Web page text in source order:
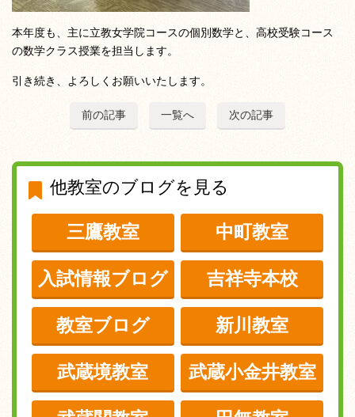
本年度も、主に立教女学院コースの個別数学と、高校受験コース
の数学クラス授業を担当します。
引き続き、よろしくお願いいたします。
前の記事 一覧へ 次の記事
他教室のブログを見る
三鷹教室 中町教室
入試情報ブログ 吉祥寺本校
教室ブログ 新川教室
武蔵境教室 武蔵小金井教室